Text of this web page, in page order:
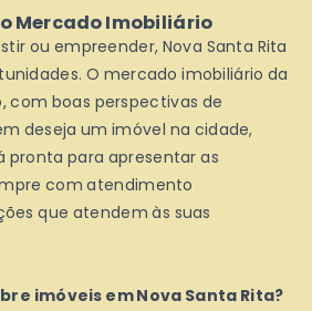
Mercado Imobiliário
ou empreender, Nova Santa Rita
O mercado imobiliário da
com boas perspectivas de
deseja um imóvel na cidade,
pronta para apresentar as
com atendimento
que atendem às suas
imóveis em Nova Santa Rita?